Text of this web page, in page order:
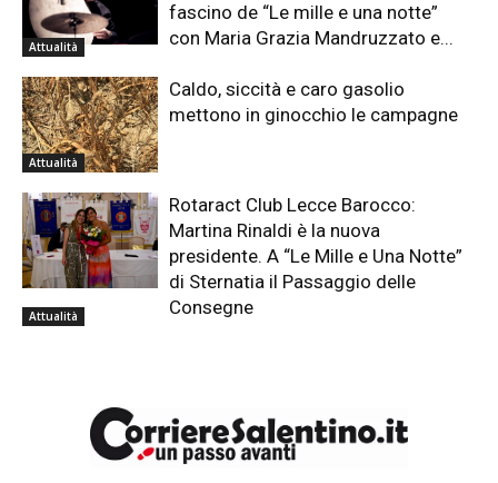
Attualità
fascino de “Le mille e una notte”
con Maria Grazia Mandruzzato e...
Attualità
Caldo, siccità e caro gasolio
mettono in ginocchio le campagne
Attualità
Rotaract Club Lecce Barocco:
Martina Rinaldi è la nuova
presidente. A “Le Mille e Una Notte”
di Sternatia il Passaggio delle
Consegne